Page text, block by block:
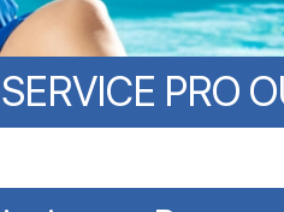
SERVICE PRO